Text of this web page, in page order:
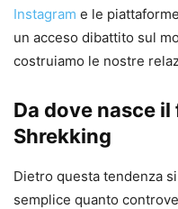
Instagram e le
un acceso dibattito sul
costruiamo le nostre
Da dove nasce
Shrekking
Dietro questa tendenza
semplice quanto